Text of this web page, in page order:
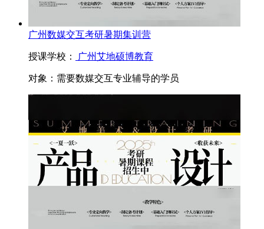
广州数媒交互考研暑期集训营
授课学校： 广州艾地硕博教育
对象： 需要数媒交互专业辅导的学员